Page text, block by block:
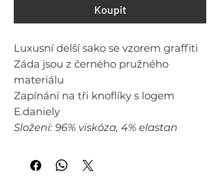
Koupit
Luxusní delší sako se vzorem graffiti
Záda jsou z černého pružného
materiálu
Zapínání na tři knoflíky s logem
E.daniely
Složení: 96% viskóza, 4% elastan